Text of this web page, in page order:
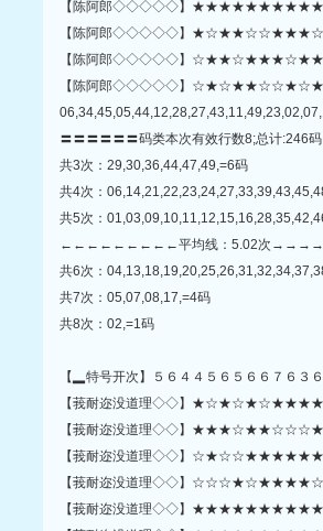
【陈阿郎◇◇◇◇◇】
【陈阿郎◇◇◇◇◇】
【陈阿郎◇◇◇◇◇】
【陈阿郎◇◇◇◇◇】
〓〓〓〓〓〓码类本次有效行数8;总计:246
共3次：29,30,36,44,47,49,=6码
共4次：
共5次：
←←←←←←←←←平均线：5.02次
共6次：
共7次：05,07,08,17,=4码
共8次：02,=1码
【▂特号开次】５６４４５６５６６７６３
【莪耐迩没道理◇◇】
【莪耐迩没道理◇◇】
【莪耐迩没道理◇◇】
【莪耐迩没道理◇◇】
【莪耐迩没道理◇◇】